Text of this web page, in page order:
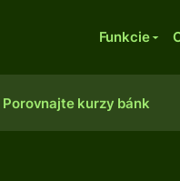
Funkcie
Porovnajte kurzy bánk